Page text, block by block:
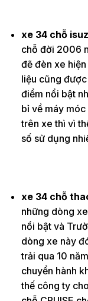
xe 34 chỗ
chỗ đời 2006
đẽ đèn xe
liệu cũng
điểm nổi bật
bỉ về máy
trên xe thì vì
số sử dụng
xe 34 chỗ
những dòng
nổi bật và
dòng xe này
trải qua 10
chuyển hành
thế công ty